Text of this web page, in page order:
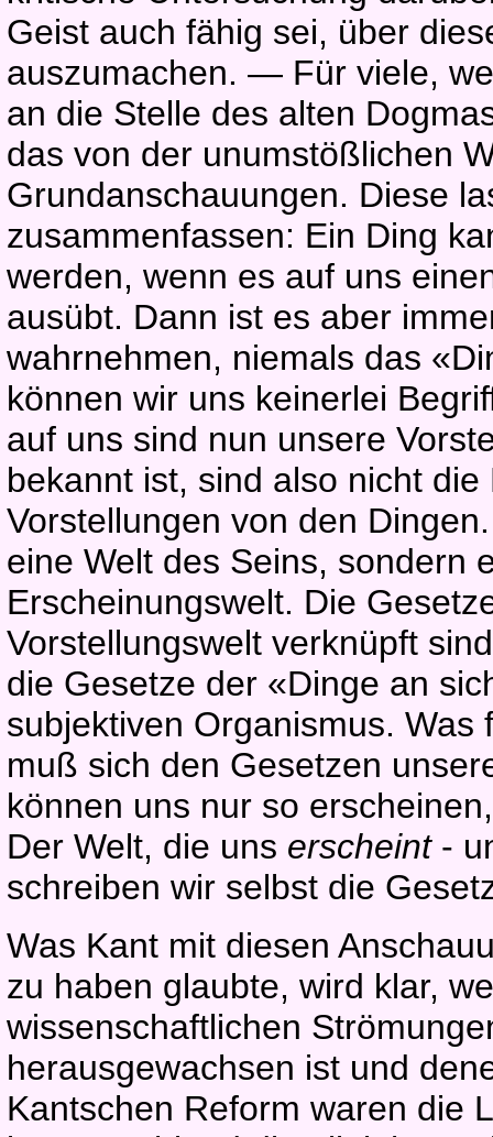
Geist auch fähig sei, über
auszumachen. — Für viele,
an die Stelle des alten
das von der unumstößlichen
Grundanschauungen. Diese
zusammenfassen: Ein Ding
werden, wenn es auf uns
ausübt. Dann ist es aber
wahrnehmen, niemals das
können wir uns keinerlei
auf uns sind nun unsere
bekannt ist, sind also nicht
Vorstellungen von den
eine Welt des Seins, sondern
Erscheinungswelt. Die
Vorstellungswelt verknüpft
die Gesetze der «Dinge an
subjektiven Organismus.
muß sich den Gesetzen
können uns nur so
Der Welt, die uns erscheint -
schreiben wir selbst die
Was Kant mit diesen
zu haben glaubte, wird klar,
wissenschaftlichen
herausgewachsen ist und
Kantschen Reform waren die